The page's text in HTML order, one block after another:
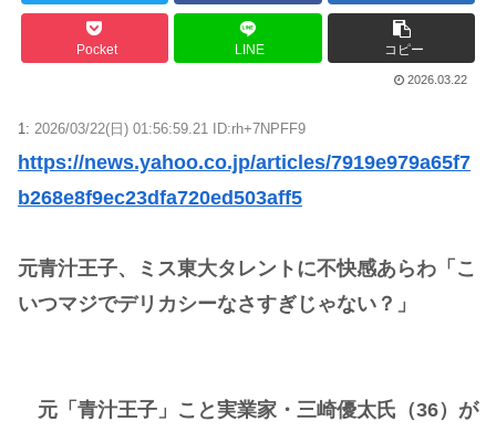
Pocket LINE コピー
2026.03.22
1: 2026/03/22(日) 01:56:59.21 ID:rh+7NPFF9
https://news.yahoo.co.jp/articles/7919e979a65f7
b268e8f9ec23dfa720ed503aff5
元青汁王子、ミス東大タレントに不快感あらわ「こ
いつマジでデリカシーなさすぎじゃない？」
元「青汁王子」こと実業家・三崎優太氏（36）が